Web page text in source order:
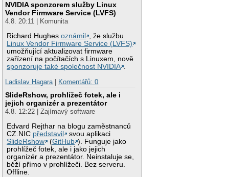
NVIDIA sponzorem služby Linux
Vendor Firmware Service (LVFS)
4.8. 20:11 | Komunita
Richard Hughesoznámil
, že službu
Linux Vendor Firmware Service (LVFS)
umožňující aktualizovat firmware
zařízení na počítačích s Linuxem, nově
sponzoruje také společnost NVIDIA .
Ladislav Hagara | Komentářů: 0
SlideRshow, prohlížeč fotek, ale i
jejich organizér a prezentátor
4.8. 12:22 | Zajímavý software
Edvard Rejthar na blogu zaměstnanců
CZ.NIC představil
svou aplikaci
SlideRshow
(GitHub ). Funguje jako
prohlížeč fotek, ale i jako jejich
organizér a prezentátor. Neinstaluje se,
běží přímo v prohlížeči. Bez serveru.
Offline.